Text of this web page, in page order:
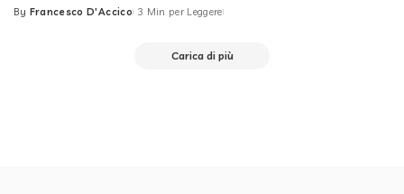
Posted
By Francesco D'Accico 3 Min per Leggere
Carica di più